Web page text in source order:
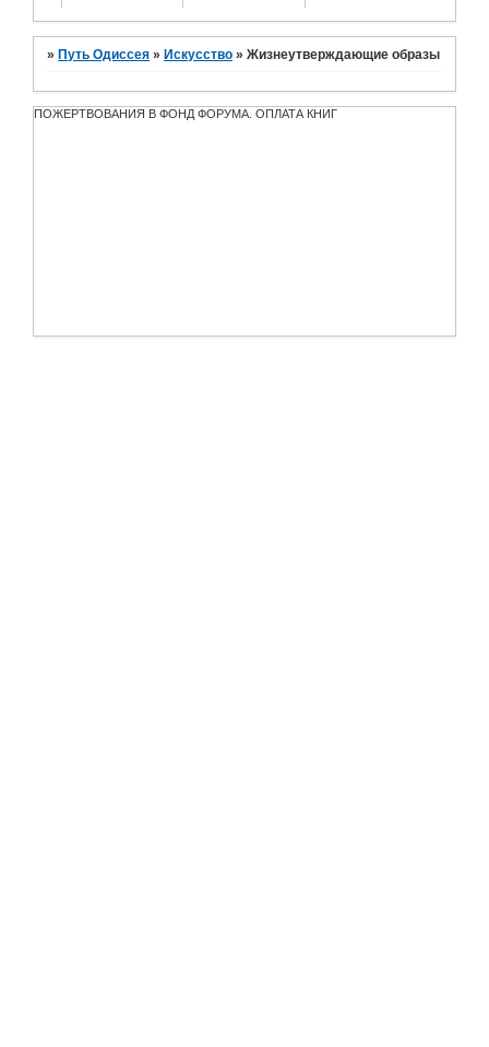
» Путь Одиссея » Искусство »Жизнеутверждающие образы
ПОЖЕРТВОВАНИЯ В ФОНД ФОРУМА. ОПЛАТА КНИГ